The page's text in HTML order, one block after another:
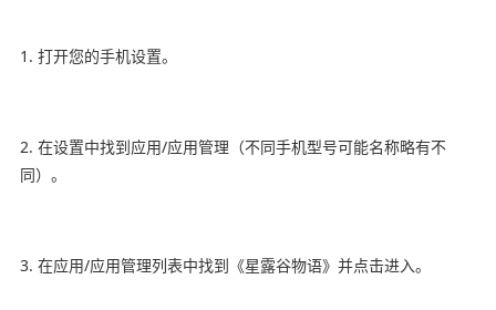
1. 打开您的手机设置。
2. 在设置中找到应用/应用管理（不同手机型号可能名称略有不
同）。
3. 在应用/应用管理列表中找到《星露谷物语》并点击进入。